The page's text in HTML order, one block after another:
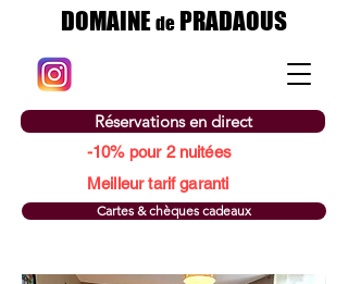
DOMAINEdePRADAOUS
Réservations en direct
Meilleur tarif garanti
Cartes & chèques cadeaux
-10% pour 2 nuitées